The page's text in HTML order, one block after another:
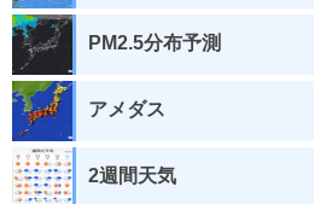
PM2.5分布予測
アメダス
2週間天気